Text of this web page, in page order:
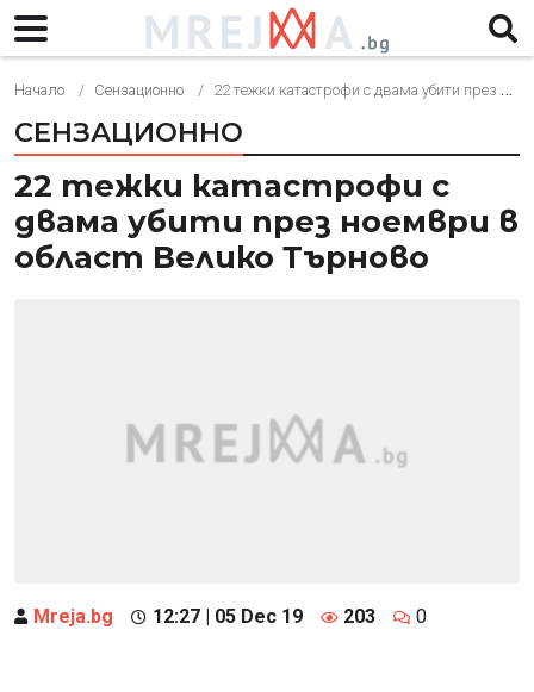
Начало Сензационно 22 тежки катастрофи с двама убити през ноември в област Велико Търново
СЕНЗАЦИОННО
22 тежки катастрофи с
двама убити през ноември в
област Велико Търново
Mreja.bg 12:27 | 05 Dec 19 203 0